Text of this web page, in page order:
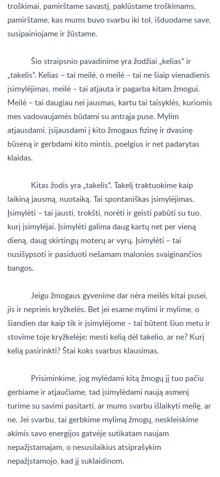
troškimai, pamirštame savastį, paklūstame troškimams,
pamirštame, kas mums buvo svarbu iki tol, išduodame save,
susipainiojame ir žūstame.
Šio straipsnio pavadinime yra žodžiai „kelias“ ir
„takelis“. Kelias – tai meilė, o meilė – tai ne šiaip vienadienis
įsimylėjimas, meilė – tai atjauta ir pagarba kitam žmogui.
Meilė – tai daugiau nei jausmas, kartu tai taisyklės, kuriomis
mes vadovaujamės būdami su antrąja puse. Mylim
atjausdami, įsijausdami į kito žmogaus fizinę ir dvasinę
būseną ir gerbdami kito mintis, poelgius ir net padarytas
klaidas.
Kitas žodis yra „takelis“. Takelį traktuokime kaip
laikiną jausmą, nuotaiką. Tai spontaniškas įsimylėjimas.
Įsimylėti – tai jausti, trokšti, norėti ir geisti pabūti su tuo,
kurį įsimylėjai. Įsimylėti galima daug kartų net per vieną
dieną, daug skirtingų moterų ar vyrų. Įsimylėti – tai
nusišypsoti ir pasiduoti nešamam malonios svaiginančios
bangos.
Jeigu žmogaus gyvenime dar nėra meilės kitai pusei,
jis ir neprieis kryžkelės. Bet jei esame mylimi ir mylime, o
šiandien dar kaip tik ir įsimylėjome – tai būtent šiuo metu ir
stovime toje kryžkelėje: mesti kelią dėl takelio, ar ne? Kurį
kelią pasirinkti? Štai koks svarbus klausimas.
Prisiminkime, jog mylėdami kitą žmogų jį tuo pačiu
gerbiame ir atjaučiame, tad įsimylėdami naują asmenį
turime su savimi pasitarti, ar mums svarbu išlaikyti meilę, ar
ne. Jei svarbu, tai gerbkime mylimą žmogų, neskleiskime
akimis savo energijos gatvėje sutikatam naujam
nepažįstamajam, o nesusilaikius atsiprašykim
nepažįstamojo, kad jį suklaidinom.